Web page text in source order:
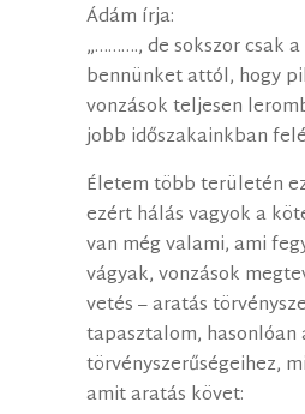
Ádám írja:
„………., de sokszor csak
bennünket attól, hogy
vonzások teljesen
jobb időszakainkban
Életem több területén
ezért hálás vagyok a
van még valami, ami
vágyak, vonzások
vetés – aratás
tapasztalom, hasonlóan
törvényszerűségeihez,
amit aratás követ: